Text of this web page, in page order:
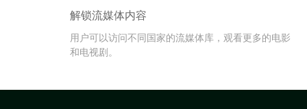
解锁流媒体内容
用户可以访问不同国家的流媒体库，观看更多的电影
和电视剧。